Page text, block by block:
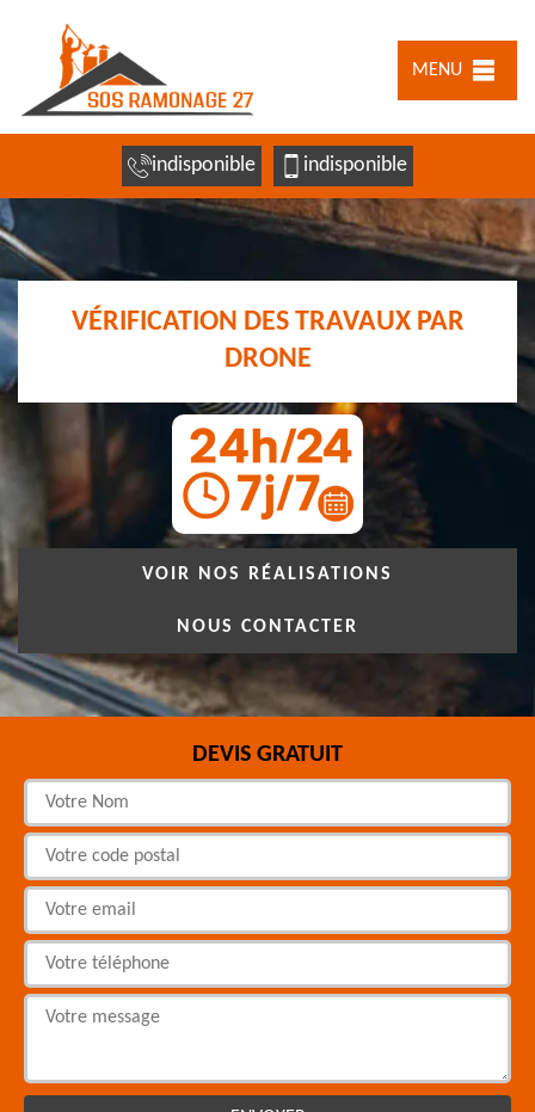
MENU
indisponible indisponible
VÉRIFICATION DES TRAVAUX PAR
DRONE
VOIR NOS RÉALISATIONS
NOUS CONTACTER
DEVIS GRATUIT